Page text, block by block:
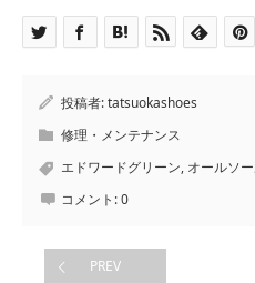
投稿者:tatsuokashoes
修理・メンテナンス
エドワードグリーン, オールソ
コメント:0
PREV